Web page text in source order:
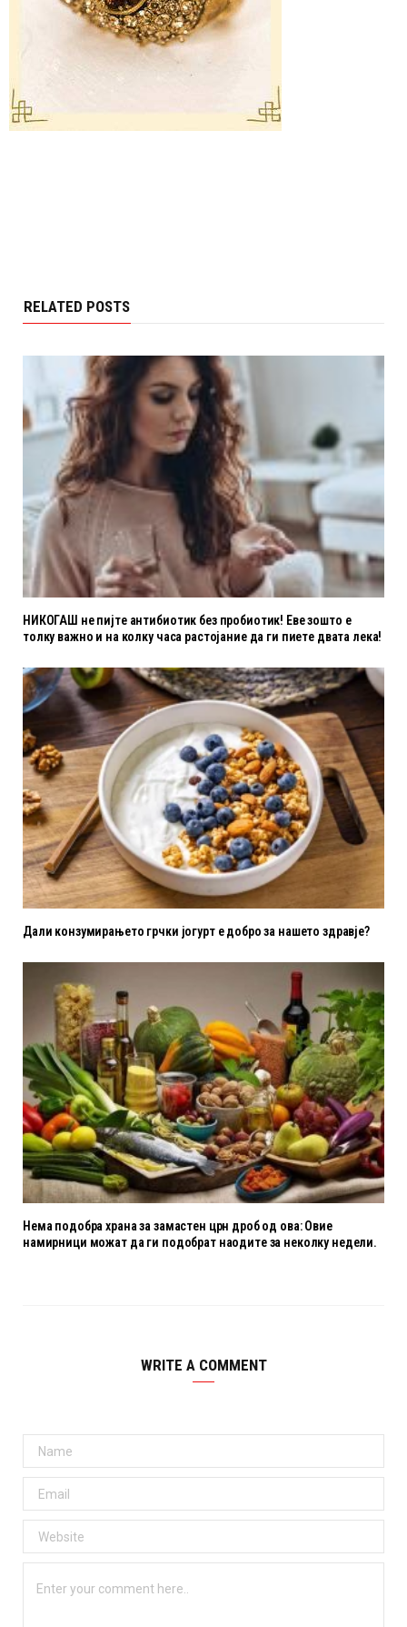
RELATED POSTS
НИКОГАШ не пијте антибиотик без пробиотик! Еве зошто е
толку важно и на колку часа растојание да ги пиете двата лека!
Дали конзумирањето грчки јогурт е добро за нашето здравје?
Нема подобра храна за замастен црн дроб од ова: Овие
намирници можат да ги подобрат наодите за неколку недели.
WRITE A COMMENT